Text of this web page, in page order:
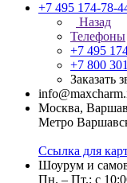
+7 495 174-78-
Назад
Телефоны
+7 495
+7 800
Заказать
Москва,
Метро
Ссылка для
Шоурум и
Пн. – Пт.: с